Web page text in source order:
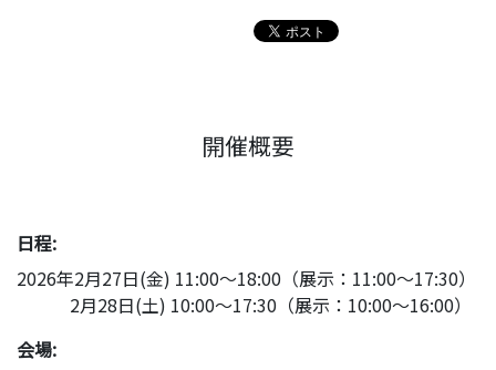
開催概要
日程:
2026年2月27日(金) 11:00～18:00（展示：11:00～17:30）
2月28日(土) 10:00～17:30（展示：10:00～16:00）
会場: